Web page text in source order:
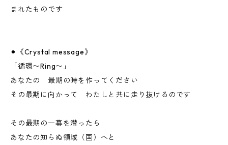
まれたものです
⚫︎《Crystal message》
「循環〜Ring〜」
あなたの 最期の時を作ってください
その最期に向かって わたしと共に走り抜けるのです
その最期の一幕を潜ったら
あなたの知らぬ領域（国）へと